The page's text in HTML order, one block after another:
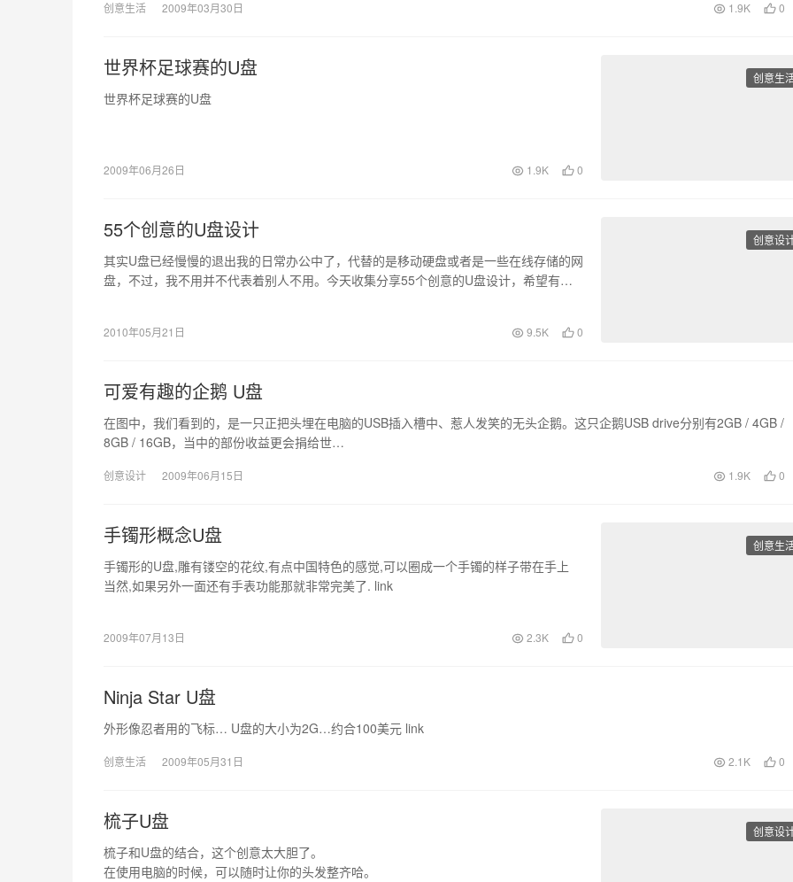
创意生活 2009年03月30日 1.9K 0
创意生
世界杯足球赛的U盘
世界杯足球赛的U盘
2009年06月26日 1.9K 0
创意设
55个创意的U盘设计
其实U盘已经慢慢的退出我的日常办公中了，代替的是移动硬盘或者是一些在线存储的网
盘，不过，我不用并不代表着别人不用。今天收集分享55个创意的U盘设计，希望有你
2010年05月21日 9.5K 0
可爱有趣的企鹅 U盘
在图中，我们看到的，是一只正把头埋在电脑的USB插入槽中、惹人发笑的无头企鹅。这只企鹅USB drive分别有2GB / 4GB /
8GB / 16GB，当中的部份收益更会捐给世…
创意设计 2009年06月15日 1.9K 0
创意生
手镯形概念U盘
手镯形的U盘,雕有镂空的花纹,有点中国特色的感觉,可以圈成一个手镯的样子带在手上
当然,如果另外一面还有手表功能那就非常完美了. link
2009年07月13日 2.3K 0
Ninja Star U盘
外形像忍者用的飞标… U盘的大小为2G…约合100美元 link
创意生活 2009年05月31日 2.1K 0
创意设
梳子U盘
梳子和U盘的结合，这个创意太大胆了。
在使用电脑的时候，可以随时让你的头发整齐哈。